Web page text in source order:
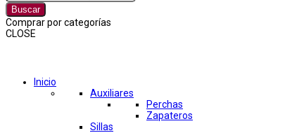
Buscar
Comprar por categorías
CLOSE
Inicio
Auxiliares
Perchas
Zapateros
Sillas